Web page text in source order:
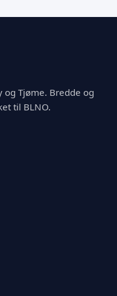
og Tjøme. Bredde og
til BLNO.